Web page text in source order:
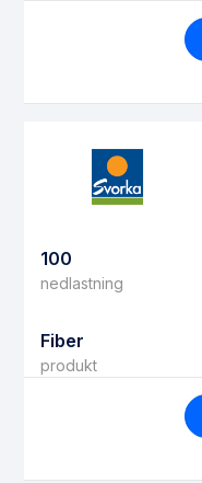
100
nedlastning
Fiber
produkt